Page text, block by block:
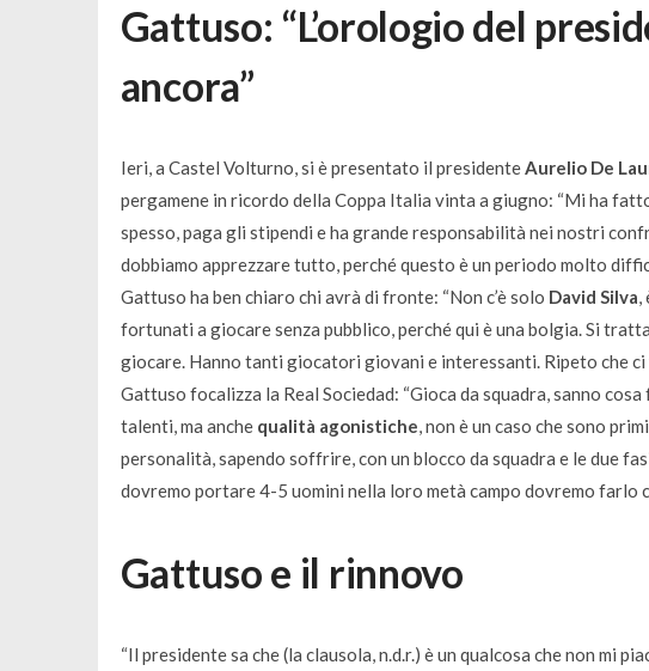
Gattuso: “L’orologio del
ancora”
Ieri, a Castel Volturno, si è presentato il presidenteAurelio De
pergamene in ricordo della Coppa Italia vinta a giugno: “Mi ha
spesso, paga gli stipendi e ha grande responsabilità nei nostri
dobbiamo apprezzare tutto, perché questo è un periodo molto
Gattuso ha ben chiaro chi avrà di fronte: “Non c’è solo David Silva,
fortunati a giocare senza pubblico, perché qui è una bolgia. Si
giocare. Hanno tanti giocatori giovani e interessanti. Ripeto che
Gattuso focalizza la Real Sociedad: “Gioca da squadra, sanno
talenti, ma anche qualità agonistiche, non è un caso che sono
personalità, sapendo soffrire, con un blocco da squadra e le due
dovremo portare 4-5 uomini nella loro metà campo dovremo
Gattuso e il rinnovo
“Il presidente sa che(la clausola, n.d.r.) è un qualcosa che non mi